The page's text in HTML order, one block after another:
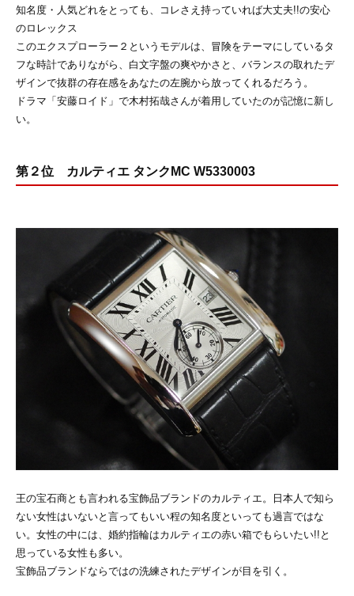
知名度・人気どれをとっても、コレさえ持っていれば大丈夫!!の安心
のロレックス
このエクスプローラー２というモデルは、冒険をテーマにしているタ
フな時計でありながら、白文字盤の爽やかさと、バランスの取れたデ
ザインで抜群の存在感をあなたの左腕から放ってくれるだろう。
ドラマ「安藤ロイド」で木村拓哉さんが着用していたのが記憶に新し
い。
第２位 カルティエ タンクMC W5330003
王の宝石商とも言われる宝飾品ブランドのカルティエ。日本人で知ら
ない女性はいないと言ってもいい程の知名度といっても過言ではな
い。女性の中には、婚約指輪はカルティエの赤い箱でもらいたい!!と
思っている女性も多い。
宝飾品ブランドならではの洗練されたデザインが目を引く。